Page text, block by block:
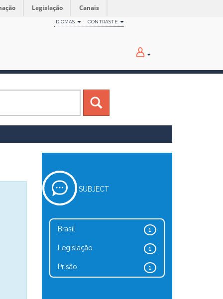
Legislação Canais
IDIOMAS CONTRASTE
SUBJECT
1
Brasil
1
Legislação
1
Prisão